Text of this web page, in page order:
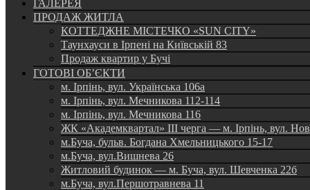
ГАЛЕРЕЯ
ПРОДАЖ ЖИТЛА
КОТТЕДЖНЕ МІСТЕЧКО «SUN CITY»
Таунхауси в Ірпені на Київській 83
Продаж квартир у Бучі
ГОТОВІ ОБ’ЄКТИ
м. Ірпінь, вул. Українська 106а
м. Ірпінь, вул. Мечникова 112-114
м. Ірпінь, вул. Мечникова 116
ЖК «Академквартал» III черга — м. Ірпінь, вул.
м.Буча, бульв. Богдана Хмельницького 15-17
м.Буча, вул.Вишнева 26
Житловий будинок — м. Буча, вул. Шевченка 22б
м.Буча, вул.Першотравнева 11